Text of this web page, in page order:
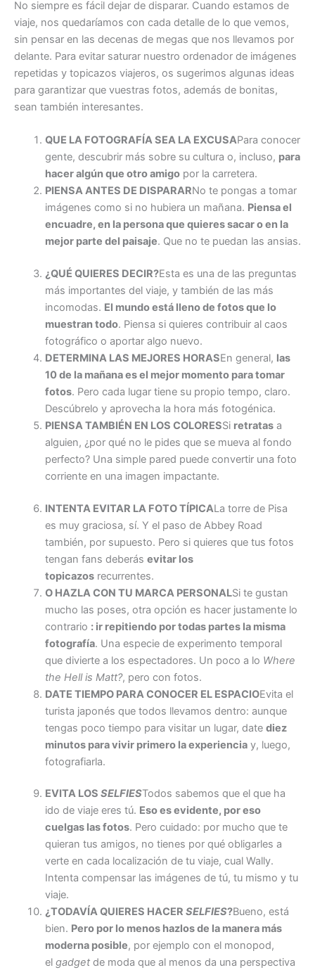
No siempre es fácil dejar de disparar. Cuando estamos de
viaje, nos quedaríamos con cada detalle de lo que vemos,
sin pensar en las decenas de megas que nos llevamos por
delante. Para evitar saturar nuestro ordenador de imágenes
repetidas y topicazos viajeros, os sugerimos algunas ideas
para garantizar que vuestras fotos, además de bonitas,
sean también interesantes.
QUE LA FOTOGRAFÍA SEA LA EXCUSAPara conocer
gente, descubrir más sobre su cultura o, incluso, para
hacer algún que otro amigopor la carretera.
PIENSA ANTES DE DISPARARNo te pongas a tomar
imágenes como si no hubiera un mañana. Piensa el
encuadre, en la persona que quieres sacar o en la
mejor parte del paisaje. Que no te puedan las ansias.
¿QUÉ QUIERES DECIR?Esta es una de las preguntas
más importantes del viaje, y también de las más
incomodas. El mundo está lleno de fotos que lo
muestran todo. Piensa si quieres contribuir al caos
fotográfico o aportar algo nuevo.
DETERMINA LAS MEJORES HORASEn general, las
10 de la mañana es el mejor momento para tomar
fotos. Pero cada lugar tiene su propio tempo, claro.
Descúbrelo y aprovecha la hora más fotogénica.
PIENSA TAMBIÉN EN LOS COLORESSi retratasa
alguien, ¿por qué no le pides que se mueva al fondo
perfecto? Una simple pared puede convertir una foto
corriente en una imagen impactante.
INTENTA EVITAR LA FOTO TÍPICALa torre de Pisa
es muy graciosa, sí. Y el paso de Abbey Road
también, por supuesto. Pero si quieres que tus fotos
tengan fans deberás evitar los
topicazosrecurrentes.
O HAZLA CON TU MARCA PERSONALSi te gustan
mucho las poses, otra opción es hacer justamente lo
contrario : ir repitiendo por todas partes la misma
fotografía. Una especie de experimento temporal
que divierte a los espectadores. Un poco a lo Where
the Hell is Matt?, pero con fotos.
DATE TIEMPO PARA CONOCER EL ESPACIOEvita el
turista japonés que todos llevamos dentro: aunque
tengas poco tiempo para visitar un lugar, date diez
minutos para vivir primero la experienciay, luego,
fotografiarla.
EVITA LOS SELFIESTodos sabemos que el que ha
ido de viaje eres tú. Eso es evidente, por eso
cuelgas las fotos. Pero cuidado: por mucho que te
quieran tus amigos, no tienes por qué obligarles a
verte en cada localización de tu viaje, cual Wally.
Intenta compensar las imágenes de tú, tu mismo y tu
viaje.
¿TODAVÍA QUIERES HACER SELFIES?Bueno, está
bien. Pero por lo menos hazlos de la manera más
moderna posible, por ejemplo con el monopod,
el gadgetde moda que al menos da una perspectiva